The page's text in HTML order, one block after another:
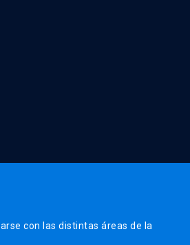
con las distintas áreas de la